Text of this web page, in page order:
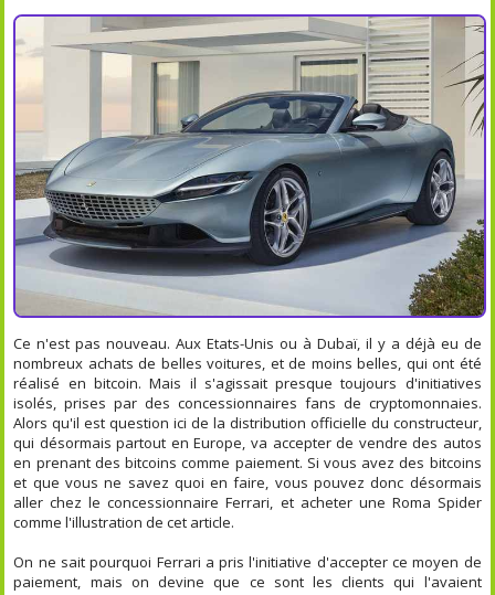
Ce n'est pas nouveau. Aux Etats-Unis ou à Dubaï, il y a déjà eu de
nombreux achats de belles voitures, et de moins belles, qui ont été
réalisé en bitcoin. Mais il s'agissait presque toujours d'initiatives
isolés, prises par des concessionnaires fans de cryptomonnaies.
Alors qu'il est question ici de la distribution officielle du constructeur,
qui désormais partout en Europe, va accepter de vendre des autos
en prenant des bitcoins comme paiement. Si vous avez des bitcoins
et que vous ne savez quoi en faire, vous pouvez donc désormais
aller chez le concessionnaire Ferrari, et acheter une Roma Spider
comme l'illustration de cet article.
On ne sait pourquoi Ferrari a pris l'initiative d'accepter ce moyen de
paiement, mais on devine que ce sont les clients qui l'avaient